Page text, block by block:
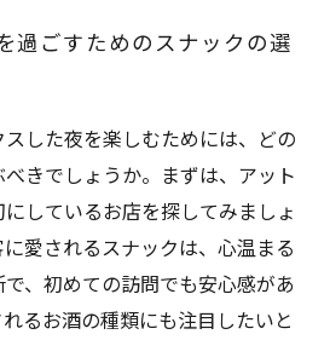
過ごすためのスナックの選
した夜を楽しむためには、どの
きでしょうか。まずは、アット
しているお店を探してみましょ
愛されるスナックは、心温まる
、初めての訪問でも安心感があ
るお酒の種類にも注目したいと